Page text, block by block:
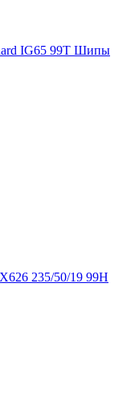
IG65 99T Шипы
235/50/19 99H